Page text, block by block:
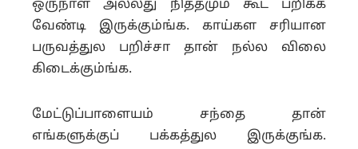
ஒருநாள் அல்லது நித்தமும் கூட பறிக்க
வேண்டி இருக்கும்ங்க. காய்கள சரியான
பருவத்துல பறிச்சா தான் நல்ல விலை
கிடைக்கும்ங்க.
மேட்டுப்பாளையம் சந்தை தான்
எங்களுக்குப் பக்கத்துல இருக்குங்க.